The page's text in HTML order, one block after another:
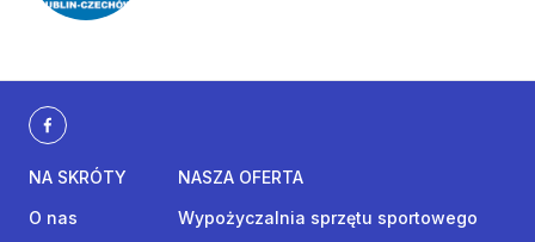
NA SKRÓTY
O nas
NASZA OFERTA
Wypożyczalnia sprzętu sportowego